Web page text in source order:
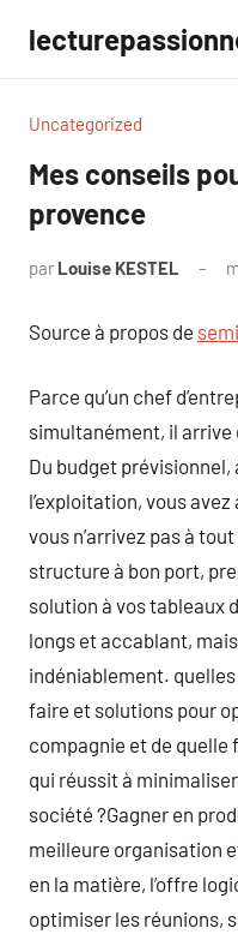
contenu
Uncategorized
Mes conseils
provence
par Louise KESTEL
Source à propos de
Parce qu’un chef
simultanément, il arrive
Du budget
l’exploitation, vous
vous n’arrivez pas à
structure à bon port,
solution à vos tableaux
longs et accablant,
indéniablement.
faire et solutions pour
compagnie et de quelle
qui réussit à
société ?Gagner en
meilleure organisation
en la matière, l’offre
optimiser les réunions,